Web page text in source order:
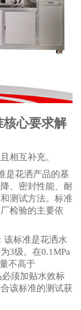
核心要求解
相互补充。
是花洒产品的基
、密封性能、耐
测试方法。标准
检验的主要依
该标准是花洒水
3级。在0.1MPa
不高于
须加贴水效标
该标准的测试获